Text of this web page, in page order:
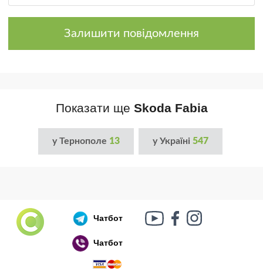
Російський воєнний корабель, іди нах..й!
🇷🇺 🚢 🖕 PS: Таки пішов 🎉
Залишити повідомлення
Показати ще Skoda Fabia
у Тернополе 13 у Україні 547
Чатбот
Чатбот